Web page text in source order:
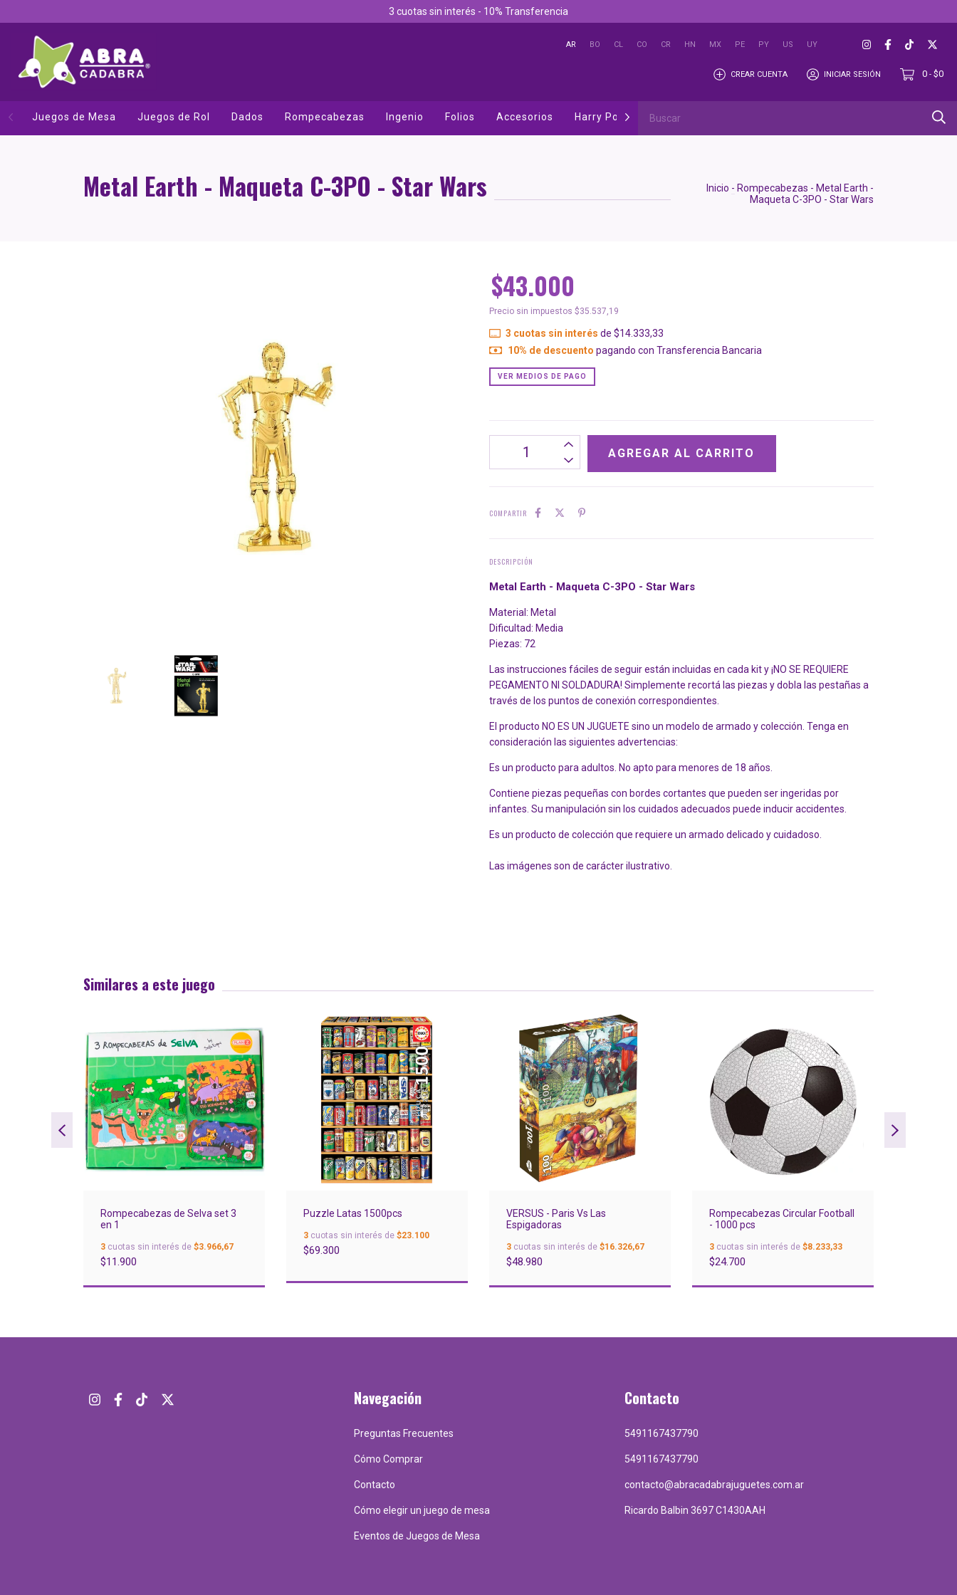
3 cuotas sin interés - 10% Transferencia
AR BO CL CO CR HN MX PE PY US UY
CREAR CUENTA INICIAR SESIÓN 0 - $0
Juegos de Mesa Juegos de Rol Dados Rompecabezas Ingenio Folios Accesorios Harry Potter OUTLET
Metal Earth - Maqueta C-3PO - Star Wars Inicio - Rompecabezas - Metal Earth -
Maqueta C-3PO - Star Wars
$43.000
Precio sin impuestos $35.537,19
3 cuotas sin interés de $14.333,33
10% de descuento pagando con Transferencia Bancaria
VER MEDIOS DE PAGO
COMPARTIR
DESCRIPCIÓN
Metal Earth - Maqueta C-3PO - Star Wars
Material: Metal
Dificultad: Media
Piezas: 72
Las instrucciones fáciles de seguir están incluidas en cada kit y ¡NO SE REQUIERE
PEGAMENTO NI SOLDADURA! Simplemente recortá las piezas y dobla las pestañas a
través de los puntos de conexión correspondientes.
El producto NO ES UN JUGUETE sino un modelo de armado y colección. Tenga en
consideración las siguientes advertencias:
Es un producto para adultos. No apto para menores de 18 años.
Contiene piezas pequeñas con bordes cortantes que pueden ser ingeridas por
infantes. Su manipulación sin los cuidados adecuados puede inducir accidentes.
Es un producto de colección que requiere un armado delicado y cuidadoso.
Las imágenes son de carácter ilustrativo.
Similares a este juego
Rompecabezas de Selva set 3
en 1
3 cuotas sin interés de $3.966,67
$11.900
Puzzle Latas 1500pcs
3 cuotas sin interés de $23.100
$69.300
VERSUS - Paris Vs Las
Espigadoras
3 cuotas sin interés de $16.326,67
$48.980
Rompecabezas Circular Football
- 1000 pcs
3 cuotas sin interés de $8.233,33
$24.700
Navegación
Preguntas Frecuentes
Cómo Comprar
Contacto
Cómo elegir un juego de mesa
Eventos de Juegos de Mesa
Contacto
5491167437790
5491167437790
contacto@abracadabrajuguetes.com.ar
Ricardo Balbin 3697 C1430AAH